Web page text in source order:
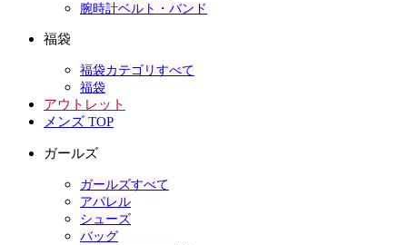
腕時計ベルト・バンド
福袋
福袋カテゴリすべて
福袋
アウトレット
メンズ TOP
ガールズ
ガールズすべて
アパレル
シューズ
バッグ